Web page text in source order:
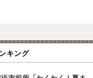
キング